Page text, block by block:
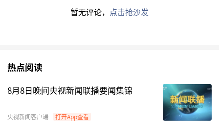
亮点引领复苏。
化升级与
专用设备方面，锂电设备受益于动力、储能需求增
长与钠电、固态新技术迭代的双重共振。
暂无评论， 点击抢沙发
热点阅读
8月8日晚间央视新闻联播要闻集锦
央视新闻客户端 打开App查看